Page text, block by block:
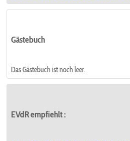
Gästebuch
Das Gästebuch ist noch leer.
EVdR empfiehlt: